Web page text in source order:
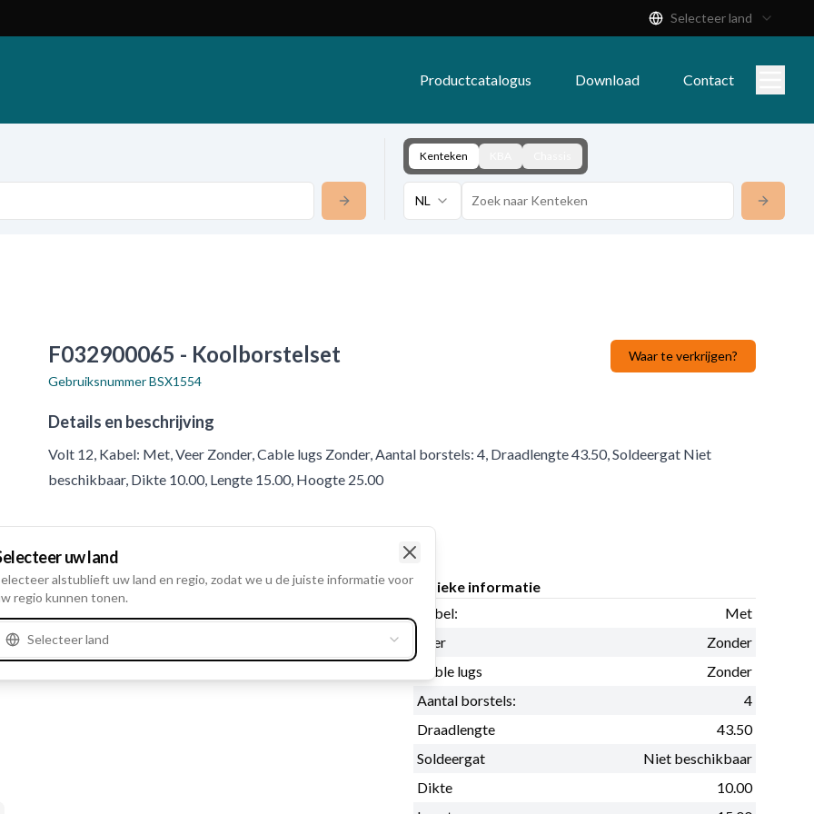
Selecteer land
Productcatalogus Download Contact
Kenteken
NL
F032900065 - Koolborstelset
Waar te verkrijgen?
GebruiksnummerBSX1554
Details en beschrijving
Volt 12, Kabel: Met, Veer Zonder, Cable lugs Zonder, Aantal borstels: 4, Draadlengte 43.50, Soldeergat Niet
beschikbaar, Dikte 10.00, Lengte 15.00, Hoogte 25.00
Electrische informatie
Fysieke informatie
Kabel:
Met
Veer
Zonder
Cable lugs
Zonder
Aantal borstels:
4
Draadlengte
43.50
Soldeergat
Niet beschikbaar
Dikte
10.00
uw land
alstublieft uw land en regio, zodat we u de juiste informatie voor
regio kunnen tonen.
Selecteer land